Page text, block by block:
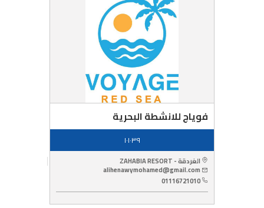
فوياج للانشطة البحرية
١٠١٠٣٩
الغردقة - ZAHABIA RESORT
alihenawymohamed@gmail.com
01116721010